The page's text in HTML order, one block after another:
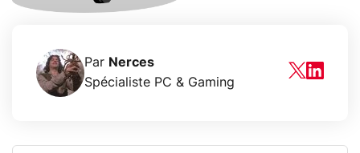
Par Nerces
Spécialiste PC & Gaming